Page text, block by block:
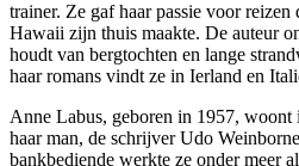
trainer. Ze gaf haar passie voor reizen
Hawaii zijn thuis maakte. De auteur
houdt van bergtochten en lange
haar romans vindt ze in Ierland en
Anne Labus, geboren in 1957,
haar man, de schrijver Udo
bankbediende werkte ze onder meer